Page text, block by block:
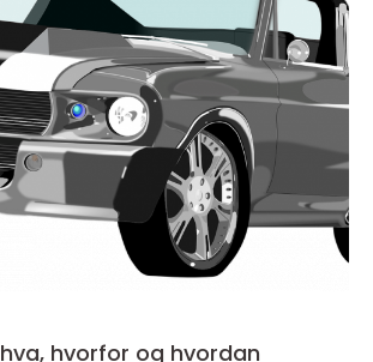
Tuning av bil hva, hvorfor og hvordan